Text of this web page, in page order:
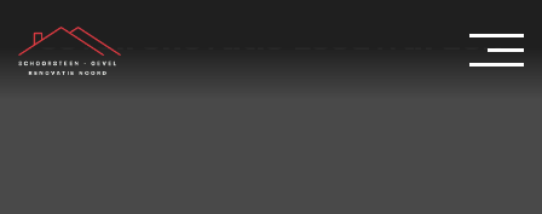
Gevelrenovatie Leeuwarden